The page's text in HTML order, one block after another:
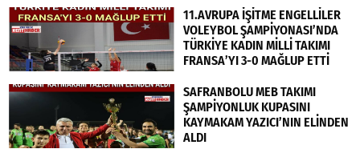
11.AVRUPA İŞİTME ENGELLİLER
VOLEYBOL ŞAMPİYONASI’NDA
TÜRKİYE KADIN MİLLİ TAKIMI
FRANSA’YI 3-0 MAĞLUP ETTİ
SAFRANBOLU MEB TAKIMI
ŞAMPİYONLUK KUPASINI
KAYMAKAM YAZICI’NIN ELİNDEN
ALDI